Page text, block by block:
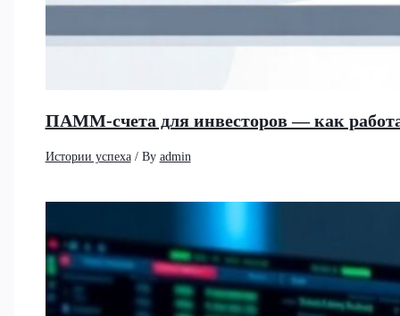
ПАММ-счета для инвесторов — как
Истории успеха/ By admin